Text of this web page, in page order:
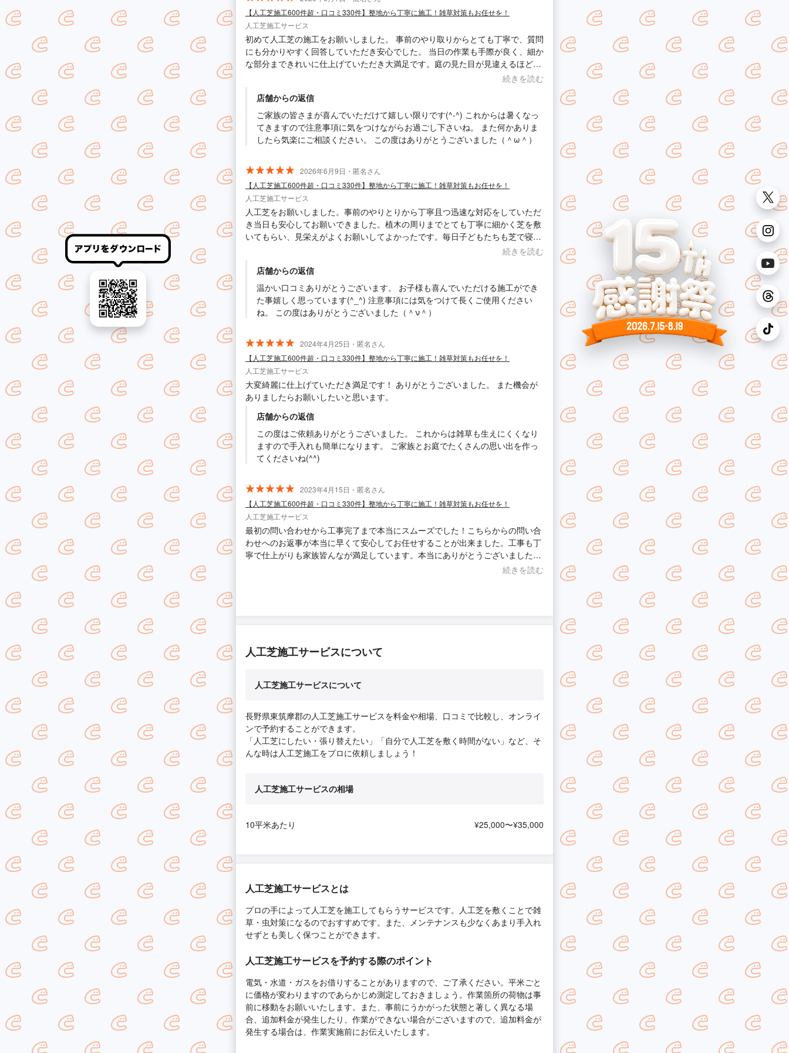
【人工芝施工600件超・口コミ330件】整地から丁寧に施工！雑草対策もお任せを！
人工芝施工サービス
初めて人工芝の施工をお願いしました。 事前のやり取りからとても丁寧で、質問
にも分かりやすく回答していただき安心でした。 当日の作業も手際が良く、細か
な部分まできれいに仕上げていただき大満足です。庭の見た目が見違えるほど良
くなり、家族みんな喜んでいます。 また機会があればぜひお願いしたいと思いま
続きを読む
店舗からの返信
ご家族の皆さまが喜んでいただけて嬉しい限りです(^-^) これからは暑くなっ
てきますので注意事項に気をつけながらお過ごし下さいね。 また何かありま
したら気楽にご相談ください。 この度はありがとうございました（＾ω＾）
2026年6月9日・匿名さん
【人工芝施工600件超・口コミ330件】整地から丁寧に施工！雑草対策もお任せを！
人工芝施工サービス
人工芝をお願いしました。事前のやりとりから丁寧且つ迅速な対応をしていただ
き当日も安心してお願いできました。植木の周りまでとても丁寧に細かく芝を敷
いてもらい、見栄えがよくお願いしてよかったです。毎日子どもたちも芝で寝転
続きを読む
店舗からの返信
温かい口コミありがとうございます。 お子様も喜んでいただける施工ができ
た事嬉しく思っています(^_^) 注意事項には気をつけて長くご使用ください
ね。 この度はありがとうございました（＾ν＾）
2024年4月25日・匿名さん
【人工芝施工600件超・口コミ330件】整地から丁寧に施工！雑草対策もお任せを！
人工芝施工サービス
大変綺麗に仕上げていただき満足です！ ありがとうございました。 また機会が
ありましたらお願いしたいと思います。
店舗からの返信
この度はご依頼ありがとうございました。 これからは雑草も生えにくくなり
ますので手入れも簡単になります。 ご家族とお庭でたくさんの思い出を作っ
てくださいね(^^)
2023年4月15日・匿名さん
【人工芝施工600件超・口コミ330件】整地から丁寧に施工！雑草対策もお任せを！
人工芝施工サービス
最初の問い合わせから工事完了まで本当にスムーズでした！こちらからの問い合
わせへのお返事が本当に早くて安心してお任せすることが出来ました。工事も丁
寧で仕上がりも家族皆んなが満足しています。本当にありがとうございました！
施工場所周りも作業前より綺麗にして頂いて申し訳ないくらいでした。オススメ
続きを読む
人工芝施工サービスについて
人工芝施工サービスについて
長野県東筑摩郡の人工芝施工サービスを料金や相場、口コミで比較し、オンライ
ンで予約することができます。
「人工芝にしたい・張り替えたい」「自分で人工芝を敷く時間がない」など、そ
んな時は人工芝施工をプロに依頼しましょう！
人工芝施工サービスの相場
10平米あたり ¥25,000〜¥35,000
人工芝施工サービスとは
プロの手によって人工芝を施工してもらうサービスです。人工芝を敷くことで雑
草・虫対策になるのでおすすめです。また、メンテナンスも少なくあまり手入れ
せずとも美しく保つことができます。
人工芝施工サービスを予約する際のポイント
電気・水道・ガスをお借りすることがありますので、ご了承ください。平米ごと
に価格が変わりますのであらかじめ測定しておきましょう。作業箇所の荷物は事
前に移動をお願いいたします。また、事前にうかがった状態と著しく異なる場
合、追加料金が発生したり、作業ができない場合がございますので、追加料金が
発生する場合は、作業実施前にお伝えいたします。